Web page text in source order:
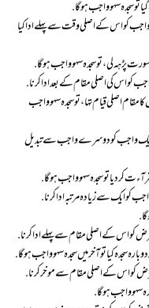
تو سجدہ سہو واجب هوگا.
کو اس کے اصلی وقت سے پہلے ادا کیا
پڑهہ لی ، تو سجدہ سہو واجب هوگا.
مقام اصلی قیام تها،تو سجدہ سہو واجب
واجب کو دوسرے واجب سے تبدیل
کر دیا تو سجدہ سہو واجب هوگا.
سجدہ کیا تو آخر میں سجدہ سہو واجب هوگا.
سہو واجب هوگا.